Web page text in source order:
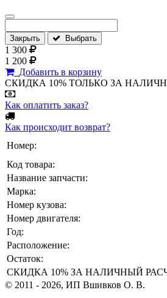
Закрыть Выбрать
1 300
1 200
Добавить в корзину
СКИДКА 10% ТОЛЬКО ЗА
Как оплатить заказ?
Как происходит возврат?
Номер:
Код товара:
Название запчасти:
Марка:
Номер кузова:
Номер двигателя:
Год:
Расположение:
Остаток:
СКИДКА 10% ЗА НАЛИЧНЫЙ
© 2011 - 2026, ИП Вшивков О. В.